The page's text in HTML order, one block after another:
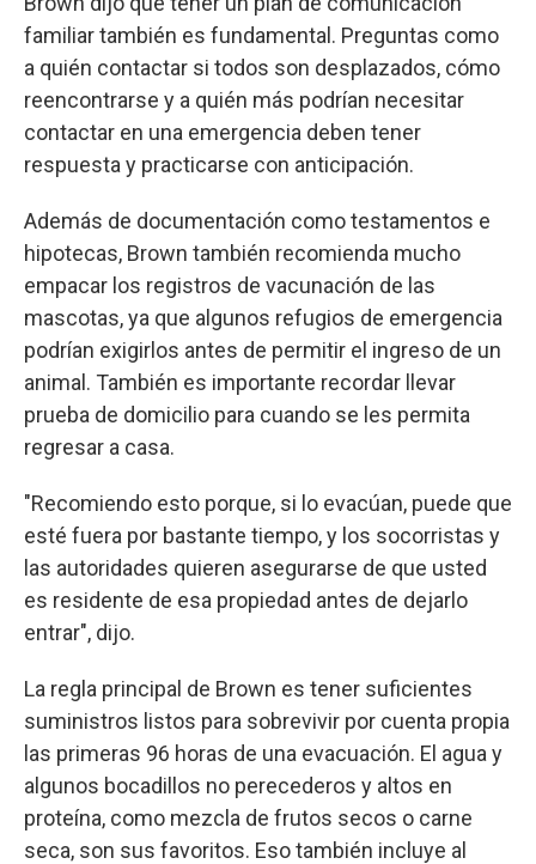
familiar también es fundamental. Preguntas como
a quién contactar si todos son desplazados, cómo
reencontrarse y a quién más podrían necesitar
contactar en una emergencia deben tener
respuesta y practicarse con anticipación.
Además de documentación como testamentos e
hipotecas, Brown también recomienda mucho
empacar los registros de vacunación de las
mascotas, ya que algunos refugios de emergencia
podrían exigirlos antes de permitir el ingreso de un
animal. También es importante recordar llevar
prueba de domicilio para cuando se les permita
regresar a casa.
"Recomiendo esto porque, si lo evacúan, puede que
esté fuera por bastante tiempo, y los socorristas y
las autoridades quieren asegurarse de que usted
es residente de esa propiedad antes de dejarlo
entrar", dijo.
La regla principal de Brown es tener suficientes
suministros listos para sobrevivir por cuenta propia
las primeras 96 horas de una evacuación. El agua y
algunos bocadillos no perecederos y altos en
proteína, como mezcla de frutos secos o carne
seca, son sus favoritos. Eso también incluye al